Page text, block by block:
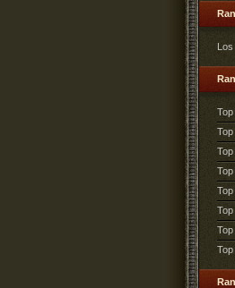
Top
Top